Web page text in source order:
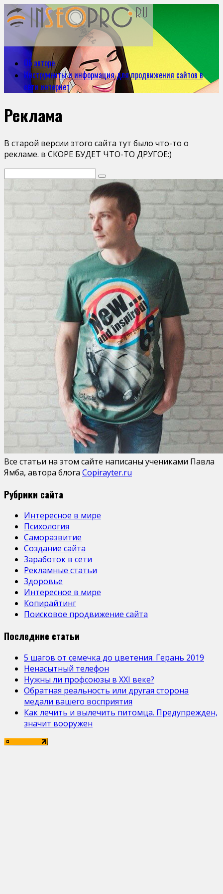
Об авторе
Инструменты и информация для продвижения сайтов в
сети интернет
Реклама
В старой версии этого сайта тут было что-то о
рекламе. в СКОРЕ БУДЕТ ЧТО-ТО ДРУГОЕ:)
Все статьи на этом сайте написаны учениками Павла
Ямба, автора блога Copirayter.ru
Рубрики сайта
Интересное в мире
Психология
Саморазвитие
Создание сайта
Заработок в сети
Рекламные статьи
Здоровье
Интересное в мире
Копирайтинг
Поисковое продвижение сайта
Последние статьи
5 шагов от семечка до цветения. Герань 2019
Ненасытный телефон
Нужны ли профсоюзы в ХХІ веке?
Обратная реальность или другая сторона
медали вашего восприятия
Как лечить и вылечить питомца. Предупрежден,
значит вооружен